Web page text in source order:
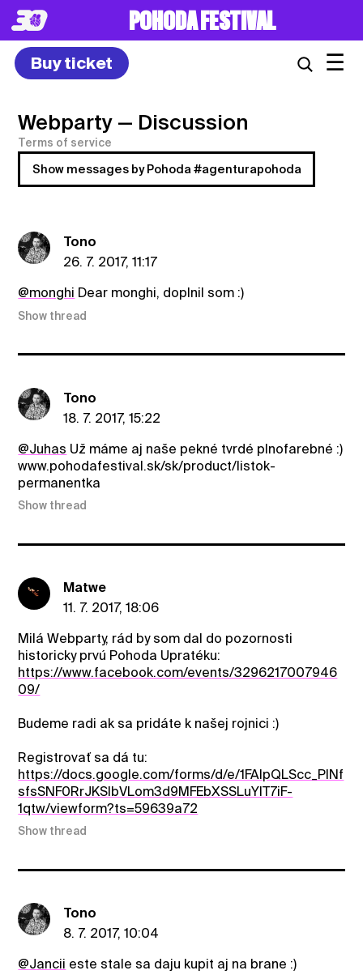
POHODA FESTIVAL
Buy ticket ☰
Webparty — Discussion
Terms of service
Show messages by Pohoda #agenturapohoda
Tono
26. 7. 2017, 11:17
@monghi Dear monghi, doplnil som :)
Show thread
Tono
18. 7. 2017, 15:22
@Juhas Už máme aj naše pekné tvrdé plnofarebné :)
www.pohodafestival.sk/sk/product/listok-
permanentka
Show thread
Matwe
11. 7. 2017, 18:06
Milá Webparty, rád by som dal do pozornosti
historicky prvú Pohoda Upratéku:
https://www.facebook.com/events/3296217007946
09/
Budeme radi ak sa pridáte k našej rojnici :)
Registrovať sa dá tu:
https://docs.google.com/forms/d/e/1FAIpQLScc_PlNf
sfsSNF0RrJKSIbVLom3d9MFEbXSSLuYlT7iF-
1qtw/viewform?ts=59639a72
Show thread
Tono
8. 7. 2017, 10:04
@Jancii este stale sa daju kupit aj na brane :)